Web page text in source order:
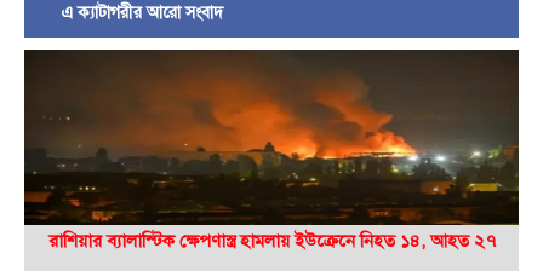
এ ক্যাটাগরীর আরো সংবাদ
রাশিয়ার ব্যালাস্টিক ক্ষেপণাস্ত্র হামলায় ইউক্রেনে নিহত ১৪, আহত ২৭